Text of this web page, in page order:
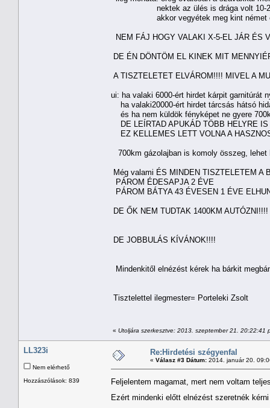
nektek az ülés is drága volt 10-20
akkor vegyétek meg kint német
NEM FÁJ HOGY VALAKI X-5-EL JÁR ÉS
DE ÉN DÖNTÖM EL KINEK MIT
A TISZTELETET ELVÁROM!!!! MIVEL A
ui: ha valaki 6000-ért hirdet kárpit garnitúrát
ha valaki20000-ért hirdet tárcsás hátsó
és ha nem küldök fényképet ne gyere
DE LEÍRTAD APUKÁD TÖBB HELYRE IS
EZ KELLEMES LETT VOLNA A
700km gázolajban is komoly összeg, lehet
Még valami ÉS MINDEN TISZTELETEM A
PÁROM ÉDESAPJA 2 ÉVE
PÁROM BÁTYA 43 ÉVESEN 1 ÉVE
DE ŐK NEM TUDTAK 1400KM
DE JOBBULÁS KÍVÁNOK!!!!
Mindenkitől elnézést kérek ha bárkit
Tisztelettel ilegmester= Porteleki Zsolt
« Utoljára szerkesztve: 2013. szeptember 21. 20:22:41
LL323i
Nem elérhető
Hozzászólások: 839
Re:Hirdetési szégyenfal
« Válasz #3 Dátum: 2014. január 20.
Feljelentem magamat, mert nem voltam
Ezért mindenki előtt elnézést szeretnék